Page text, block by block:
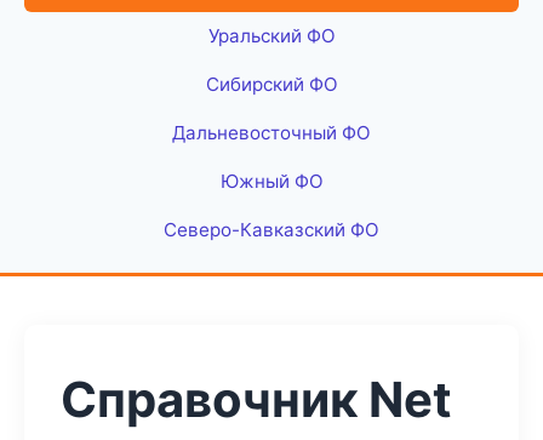
Уральский ФО
Сибирский ФО
Дальневосточный ФО
Южный ФО
Северо-Кавказский ФО
Справочник Net